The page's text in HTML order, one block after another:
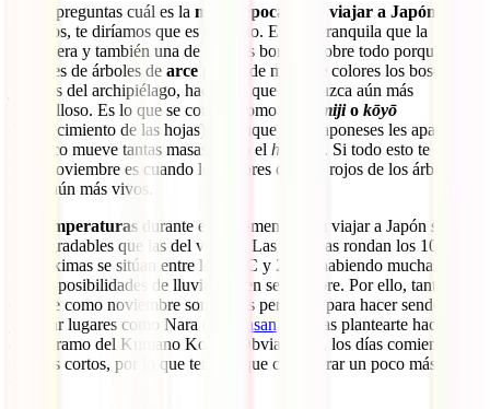
Si nos preguntas cuál es la mejor época para viajar a Japón
nosotros, te diríamos que es el otoño. Es más tranquila que la
primavera y también una de las más bonitas, sobre todo porque los
millones de árboles de arce
pintan de miles de colores los bosques y
jardines del archipiélago, haciendo que todo luzca aún más
maravilloso. Es lo que se conoce como el
momijio kōyō
(enrojecimiento de las hojas) y, aunque a los japoneses les apasiona,
tampoco mueve tantas masas como el hanami
. Si todo esto te suena
bien, noviembre es cuando los colores ocres y rojos de los árboles
lucen aún más vivos.
temperaturas durante este momento para viajar a Japón son
más agradables que las del verano. Las mínimas rondan los 10ºC y
las máximas se sitúan entre los 18ºC y 22ºC, habiendo muchas
menos posibilidades de lluvia que en septiembre. Por ello, tanto
octubre como noviembre son meses perfectos para hacer senderismo
y visitar lugares como Nara o
Koyasan (podrías plantearte hacer
algún tramo del Kumano Kodo). Obviamente, los días comienzan a
ser más cortos, por lo que tendrás que concentrar un poco más las